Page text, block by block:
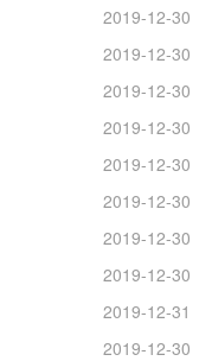
2019-12-30
2019-12-30
2019-12-30
2019-12-30
2019-12-30
2019-12-30
2019-12-30
2019-12-30
2019-12-31
2019-12-30